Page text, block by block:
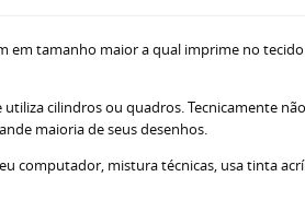
em tamanho maior a qual imprime no
cilindros ou quadros. Tecnicamente
maioria de seus desenhos.
computador, mistura técnicas, usa tinta